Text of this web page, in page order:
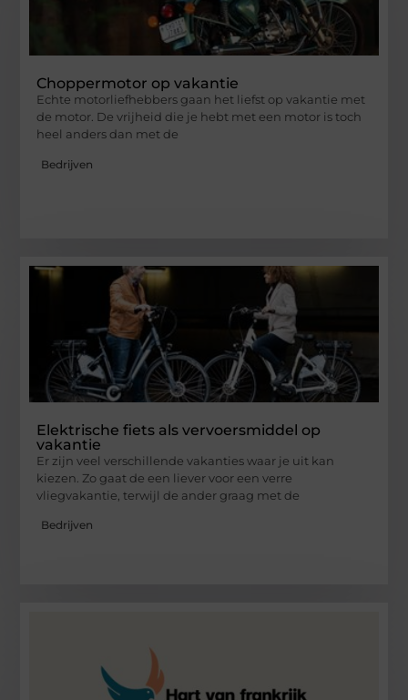
Choppermotor op vakantie
Echte motorliefhebbers gaan het liefst op vakantie met
de motor. De vrijheid die je hebt met een motor is toch
heel anders dan met de
Bedrijven
Elektrische fiets als vervoersmiddel op
vakantie
Er zijn veel verschillende vakanties waar je uit kan
kiezen. Zo gaat de een liever voor een verre
vliegvakantie, terwijl de ander graag met de
Bedrijven